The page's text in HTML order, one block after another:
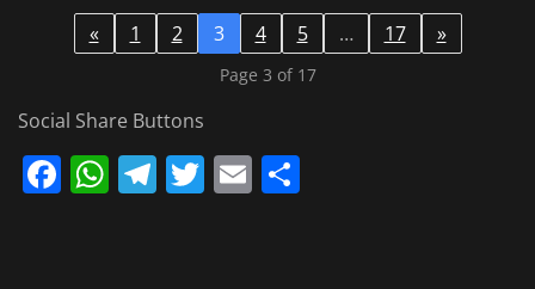
« 1 2 3 4 5 … 17 »
Page 3 of 17
Social Share Buttons
Facebook
WhatsApp
Telegram
Twitter
Email